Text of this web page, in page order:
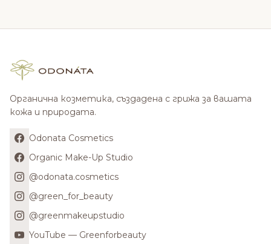
Органична козметика, създадена с грижа за вашата
кожа и природата.
Odonata Cosmetics
Organic Make-Up Studio
@odonata.cosmetics
@green_for_beauty
@greenmakeupstudio
YouTube — Greenforbeauty